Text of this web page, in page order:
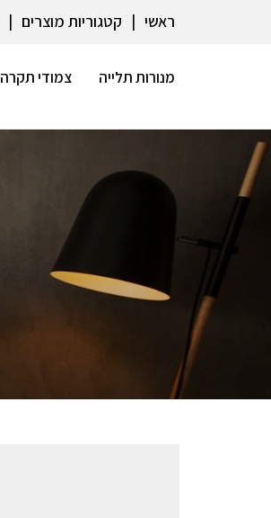
ראשי קטגוריות מוצרים
מנורות תלייה צמודי תקרה